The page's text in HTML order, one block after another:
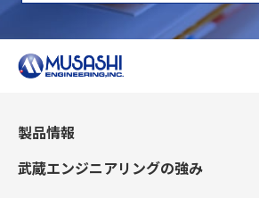
製品情報
武蔵エンジニアリングの強み